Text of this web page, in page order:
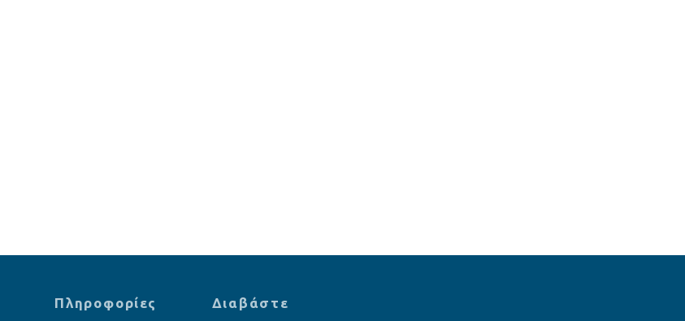
Πληροφορίες Διαβάστε